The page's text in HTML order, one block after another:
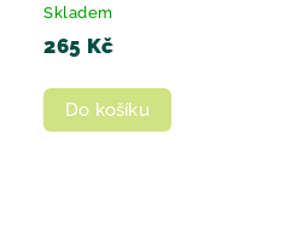
Skladem
265 Kč
Do košíku